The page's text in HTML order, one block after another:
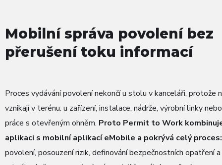
Mobilní správa povolení bez
přerušení toku informací
Proces vydávání povolení nekončí u stolu v kanceláři, protože
vznikají v terénu: u zařízení, instalace, nádrže, výrobní linky
práce s otevřeným ohněm. Proto Permit to Work
aplikaci s mobilní aplikací eMobile a pokrývá celý proces:
povolení, posouzení rizik, definování bezpečnostních opatření